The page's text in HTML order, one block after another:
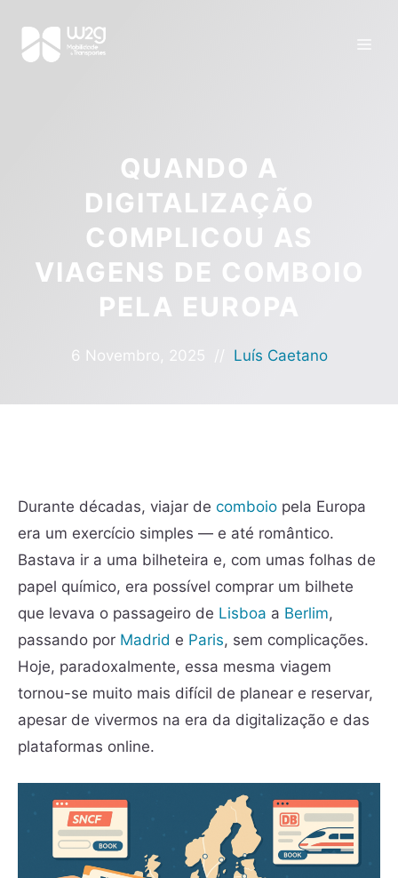
QUANDO A
DIGITALIZAÇÃO
COMPLICOU AS
VIAGENS DE COMBOIO
PELA EUROPA
6 Novembro, 2025 // Luís Caetano
Durante décadas, viajar de comboio pela Europa
era um exercício simples — e até romântico.
Bastava ir a uma bilheteira e, com umas folhas de
papel químico, era possível comprar um bilhete
que levava o passageiro de Lisboa a Berlim,
passando por Madrid e Paris, sem complicações.
Hoje, paradoxalmente, essa mesma viagem
tornou-se muito mais difícil de planear e reservar,
apesar de vivermos na era da digitalização e das
plataformas online.